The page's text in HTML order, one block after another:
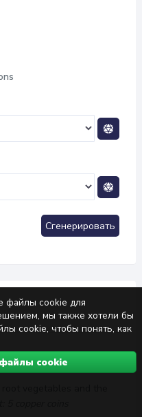
Сгенерировать
vegetables and the
файлы cookie для
мы также хотели бы
cookie, чтобы понять, как
cookie